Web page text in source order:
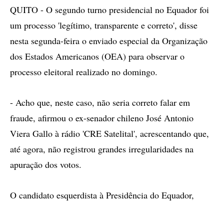
QUITO - O segundo turno presidencial no Equador foi
um processo 'legítimo, transparente e correto', disse
nesta segunda-feira o enviado especial da Organização
dos Estados Americanos (OEA) para observar o
processo eleitoral realizado no domingo.
- Acho que, neste caso, não seria correto falar em
fraude, afirmou o ex-senador chileno José Antonio
Viera Gallo à rádio 'CRE Satelital', acrescentando que,
até agora, não registrou grandes irregularidades na
apuração dos votos.
O candidato esquerdista à Presidência do Equador,